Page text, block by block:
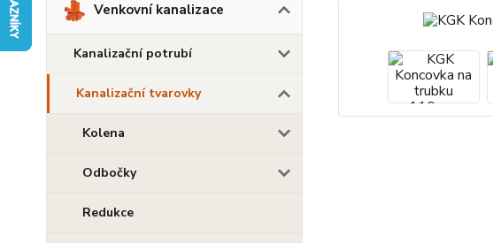
Venkovní kanalizace
Kanalizační potrubí
Kanalizační tvarovky
Kolena
Odbočky
Redukce